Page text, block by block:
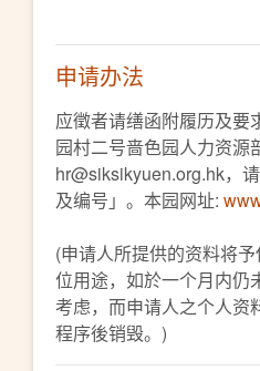
申请办法
应徵者请缮函附履历及要
园村二号啬色园人力资源
hr@siksikyuen.org.hk，
及编号」。本园网址:
(申请人所提供的资料将
位用途，如於一个月内仍
考虑，而申请人之个人资
程序後销毁。)